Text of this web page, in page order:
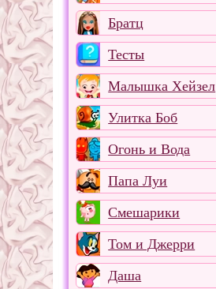
Братц
Тесты
Малышка Хейзел
Улитка Боб
Огонь и Вода
Папа Луи
Смешарики
Том и Джерри
Даша